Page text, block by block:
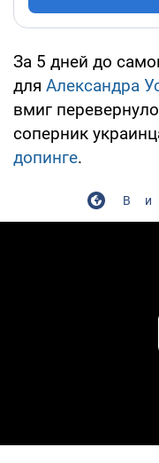
За 5 дней до
для Александра
вмиг
соперник
допинге.